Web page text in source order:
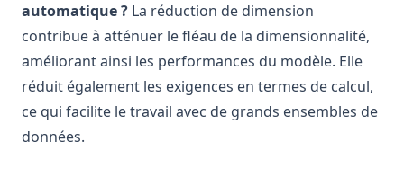
automatique ? La réduction de dimension
contribue à atténuer le fléau de la dimensionnalité,
améliorant ainsi les performances du modèle. Elle
réduit également les exigences en termes de calcul,
ce qui facilite le travail avec de grands ensembles de
données.